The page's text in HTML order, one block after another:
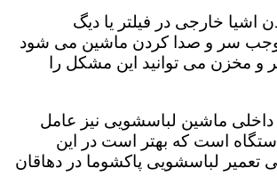
اشیا خارجی در فیلتر یا دیگ
سر و صدا کردن ماشین می شود
و مخزن می توانید این مشکل را
ماشین لباسشویی نیز عامل
است که بهتر است در این
تعمیر لباسشویی پاکشوما در دهاقان